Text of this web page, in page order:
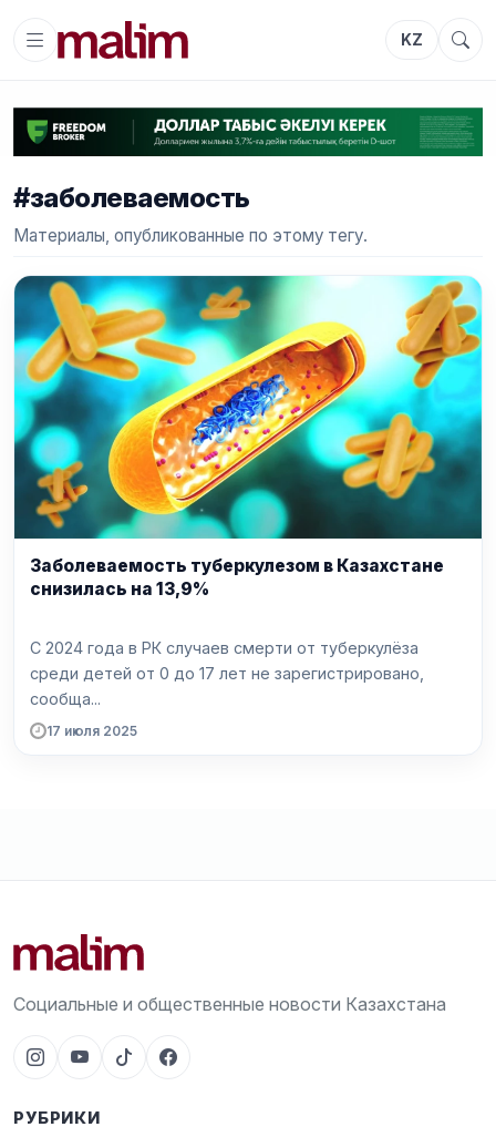
KZ
#заболеваемость
Материалы, опубликованные по этому тегу.
Заболеваемость туберкулезом в Казахстане
снизилась на 13,9%
С 2024 года в РК случаев смерти от туберкулёза
среди детей от 0 до 17 лет не зарегистрировано,
сообща...
17 июля 2025
Социальные и общественные новости Казахстана
РУБРИКИ